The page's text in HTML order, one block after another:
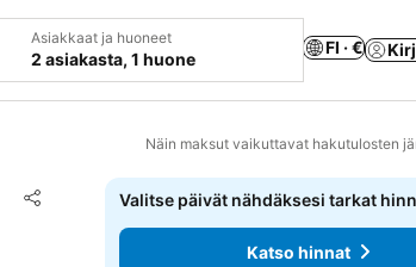
Asiakkaat ja huoneet
2 asiakasta, 1 huone
FI · €
Näin maksut vaikuttavat hakutulosten
Jaa
Lisää suosikkeihin
Valitse päivät nähdäksesi tarkat
Katso hinnat